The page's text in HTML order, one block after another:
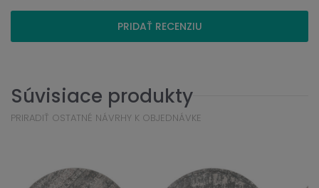
PRIDAŤ RECENZIU
Súvisiace produkty
PRIRADIŤ OSTATNÉ NÁVRHY K OBJEDNÁVKE